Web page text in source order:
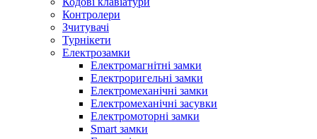
Контролери
Зчитувачі
Турнікети
Електрозамки
Електромагнітні замки
Електроригельні замки
Електромеханічні замки
Електромеханічні засувки
Електромоторні замки
Smart замки